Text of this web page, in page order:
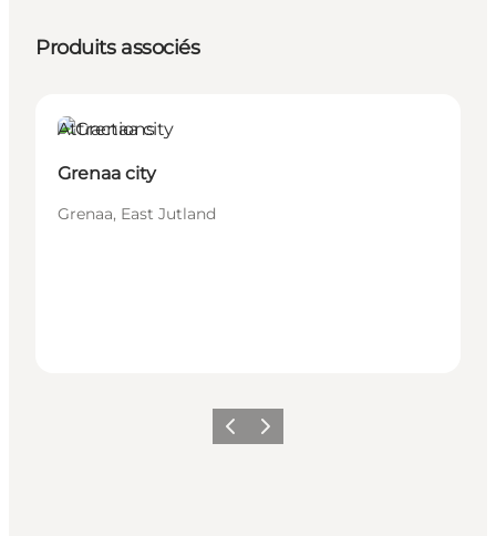
Produits associés
Attractions
Grenaa city
Grenaa, East Jutland
PrécédentSuivant